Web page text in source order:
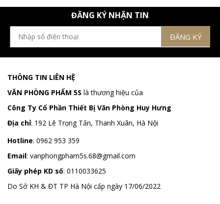
ĐĂNG KÝ NHẬN TIN
THÔNG TIN LIÊN HỆ
VĂN PHÒNG PHẨM 5S là thương hiệu của
Công Ty Cổ Phần Thiết Bị Văn Phòng Huy Hưng
Địa chỉ: 192 Lê Trọng Tấn, Thanh Xuân, Hà Nội
Hotline: 0962 953 359
Email: vanphongpham5s.68@gmail.com
Giấy phép KD số: 0110033625
Do Sở KH & ĐT TP Hà Nội cấp ngày 17/06/2022